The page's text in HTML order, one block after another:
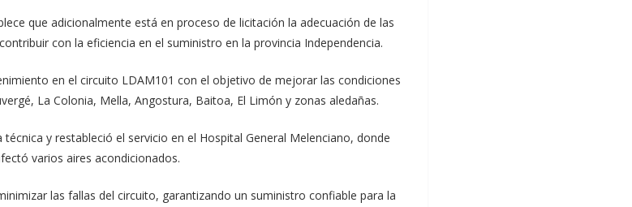
que adicionalmente está en proceso de licitación la adecuación de las
con la eficiencia en el suministro en la provincia Independencia.
en el circuito LDAM101 con el objetivo de mejorar las condiciones
La Colonia, Mella, Angostura, Baitoa, El Limón y zonas aledañas.
y restableció el servicio en el Hospital General Melenciano, donde
varios aires acondicionados.
las fallas del circuito, garantizando un suministro confiable para la